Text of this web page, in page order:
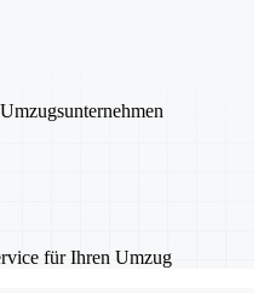
für Ihren Umzug